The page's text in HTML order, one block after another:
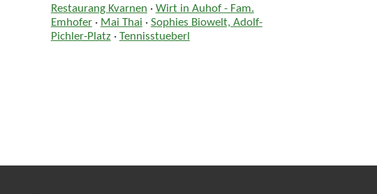
Restaurang Kvarnen · Wirt in Auhof - Fam.
Emhofer· Mai Thai · Sophies Biowelt, Adolf-
Pichler-Platz· Tennisstueberl